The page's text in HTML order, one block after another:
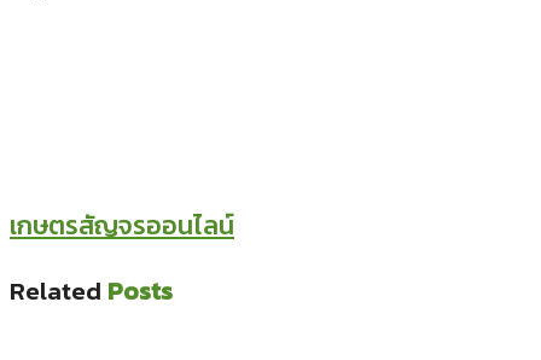
เกษตรสัญจรออนไลน์
Related Posts